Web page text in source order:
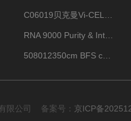
限公司 备案号： 京ICP备